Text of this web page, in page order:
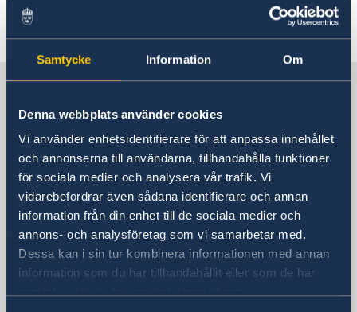
Samtycke Information Om
Denna webbplats använder cookies
Vi använder enhetsidentifierare för att anpassa innehållet
och annonserna till användarna, tillhandahålla funktioner
för sociala medier och analysera vår trafik. Vi
vidarebefordrar även sådana identifierare och annan
information från din enhet till de sociala medier och
annons- och analysföretag som vi samarbetar med.
Dessa kan i sin tur kombinera informationen med annan
information som du har tillhandahållit eller som de har
Sverige i Iran
Sveriges ambassad i Teheran
Besöksadress
No. 27 Nastaran St, Boostan St.
Pasdaran Ave.
Tehran, Iran
Postadress
Embassy of Sweden
P.O. Box 458